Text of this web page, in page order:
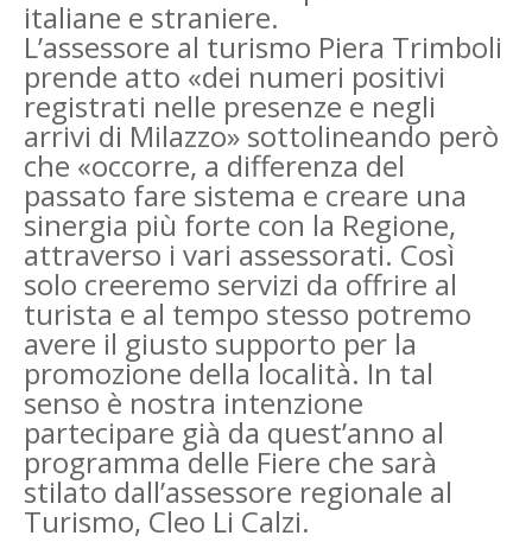
italiane e straniere.
L’assessore al turismo Piera Trimboli
prende atto «dei numeri positivi
registrati nelle presenze e negli
arrivi di Milazzo» sottolineando però
che «occorre, a differenza del
passato fare sistema e creare una
sinergia più forte con la Regione,
attraverso i vari assessorati. Così
solo creeremo servizi da offrire al
turista e al tempo stesso potremo
avere il giusto supporto per la
promozione della località. In tal
senso è nostra intenzione
partecipare già da quest’anno al
programma delle Fiere che sarà
stilato dall’assessore regionale al
Turismo, Cleo Li Calzi.